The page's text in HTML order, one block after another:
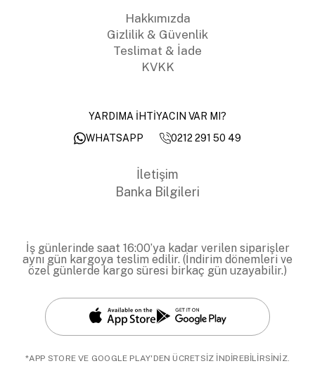
Hakkımızda
Gizlilik & Güvenlik
Teslimat & İade
KVKK
YARDIMA İHTİYACIN VAR MI?
WHATSAPP
0212 291 50 49
İletişim
Banka Bilgileri
İş günlerinde saat 16:00’ya kadar verilen siparişler
aynı gün kargoya teslim edilir. (İndirim dönemleri ve
özel günlerde kargo süresi birkaç gün uzayabilir.)
*APP STORE VE GOOGLE PLAY'DEN ÜCRETSİZ İNDİREBİLİRSİNİZ.